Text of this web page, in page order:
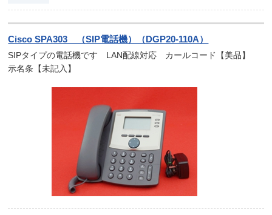
Cisco SPA303 （SIP電話機）（DGP20-110A）
SIPタイプの電話機です LAN配線対応 カールコード【美品】
示名条【未記入】